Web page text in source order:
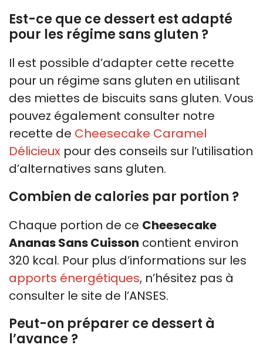
Est-ce que ce dessert est adapté
pour les régime sans gluten ?
Il est possible d’adapter cette recette
pour un régime sans gluten en utilisant
des miettes de biscuits sans gluten. Vous
pouvez également consulter notre
recette de Cheesecake Caramel
Délicieux pour des conseils sur l’utilisation
d’alternatives sans gluten.
Combien de calories par portion ?
Chaque portion de ce Cheesecake
Ananas Sans Cuisson contient environ
320 kcal. Pour plus d’informations sur les
apports énergétiques, n’hésitez pas à
consulter le site de l’ANSES.
Peut-on préparer ce dessert à
l’avance ?